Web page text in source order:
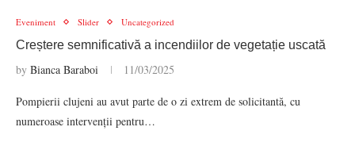
Eveniment Slider Uncategorized
Creștere semnificativă a incendiilor de vegetație uscată
by Bianca Baraboi 11/03/2025
Pompierii clujeni au avut parte de o zi extrem de solicitantă, cu
numeroase intervenții pentru…